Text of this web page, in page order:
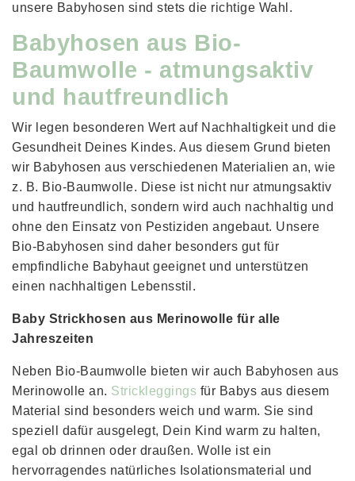
unsere Babyhosen sind stets die richtige Wahl.
Babyhosen aus Bio-
Baumwolle - atmungsaktiv
und hautfreundlich
Wir legen besonderen Wert auf Nachhaltigkeit und die
Gesundheit Deines Kindes. Aus diesem Grund bieten
wir Babyhosen aus verschiedenen Materialien an, wie
z. B. Bio-Baumwolle. Diese ist nicht nur atmungsaktiv
und hautfreundlich, sondern wird auch nachhaltig und
ohne den Einsatz von Pestiziden angebaut. Unsere
Bio-Babyhosen sind daher besonders gut für
empfindliche Babyhaut geeignet und unterstützen
einen nachhaltigen Lebensstil.
Baby Strickhosen aus Merinowolle für alle
Jahreszeiten
Neben Bio-Baumwolle bieten wir auch Babyhosen aus
Merinowolle an. Strickleggings für Babys aus diesem
Material sind besonders weich und warm. Sie sind
speziell dafür ausgelegt, Dein Kind warm zu halten,
egal ob drinnen oder draußen. Wolle ist ein
hervorragendes natürliches Isolationsmaterial und